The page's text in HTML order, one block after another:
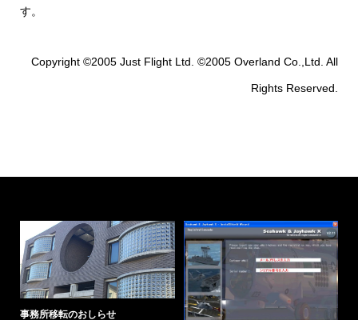
す。
Copyright ©2005 Just Flight Ltd. ©2005 Overland Co.,Ltd. All
Rights Reserved.
事務所移転のおしらせ